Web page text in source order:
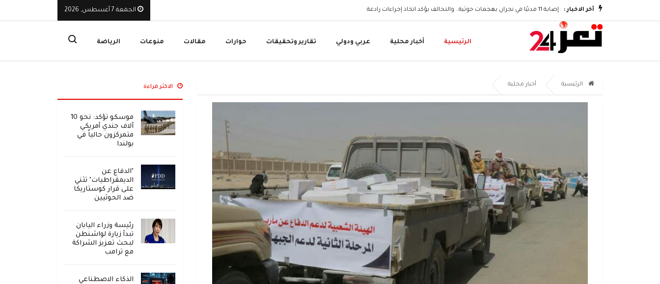
آخر الاخبار : إصابة 11 مدنيًا في نجران بهجمات حوثية.. والتحالف يؤكد اتخاذ إجراءات رادعة البنك المركزي اليمني يوقف تراخيص ثلاث منشآت صرافة ويأمر بإغلاق مقراتها
الجمعة 7 أغسطس, 2026
الرئيسية أخبار محلية عربي ودولي تقارير وتحقيقات حوارات مقالات منوعات الرياضة
الرئيسية أخبار محلية الاكثر قراءة
موسكو تؤكد: نحو 10
آلاف جندي أمريكي
متمركزون حالياً في
بولندا
"الدفاع عن
الديمقراطيات" تثني
على قرار كوستاريكا
ضد الحوثيين
رئيسة وزراء اليابان
تبدأ زيارة لواشنطن
لبحث تعزيز الشراكة
مع ترامب
الذكاء الاصطناعي